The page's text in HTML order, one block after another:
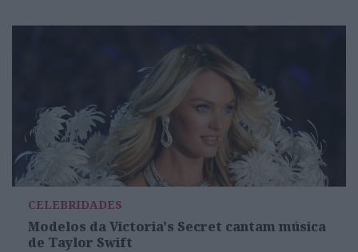
CELEBRIDADES
Modelos da Victoria's Secret cantam música
de Taylor Swift